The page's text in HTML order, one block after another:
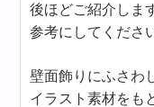
後ほどご紹介しま
参考にしてくださ
壁面飾りにふさわ
イラスト素材をも